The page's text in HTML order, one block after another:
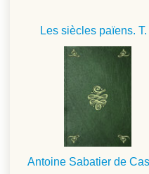
Les siècles païens. T.
Antoine Sabatier de